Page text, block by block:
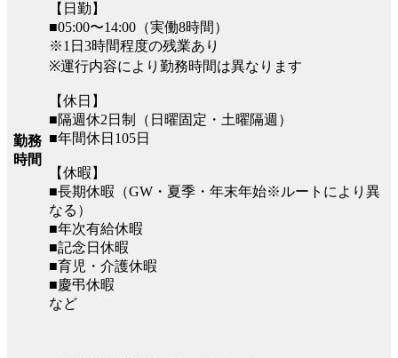
勤務
時間
【日勤】
■05:00〜14:00（実働8時間）
※1日3時間程度の残業あり
※運行内容により勤務時間は異なります
【休日】
■隔週休2日制（日曜固定・土曜隔週）
■年間休日105日
【休暇】
■長期休暇（GW・夏季・年末年始※ルートにより異
なる）
■年次有給休暇
■記念日休暇
■育児・介護休暇
■慶弔休暇
など